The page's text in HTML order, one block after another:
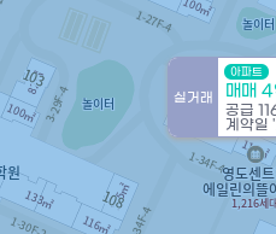
실거래
아파트
매매
공급
계약일